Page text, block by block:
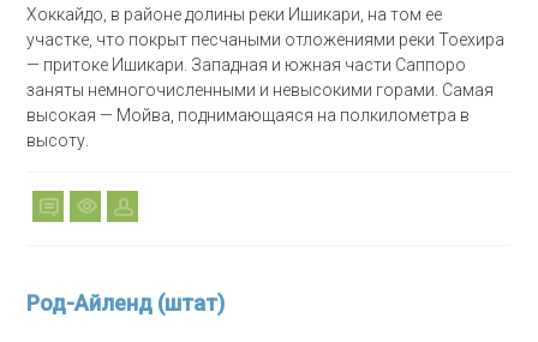
Хоккайдо, в районе долины реки Ишикари, на том ее
участке, что покрыт песчаными отложениями реки Тоехира
— притоке Ишикари. Западная и южная части Саппоро
заняты немногочисленными и невысокими горами. Самая
высокая — Мойва, поднимающаяся на полкилометра в
высоту.
Род-Айленд (штат)